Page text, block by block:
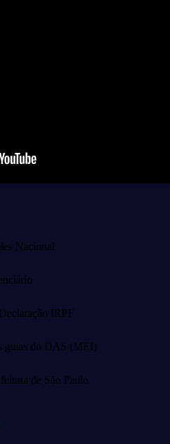
Nacional
IRPF
guias do DAS (MEI)
de São Paulo